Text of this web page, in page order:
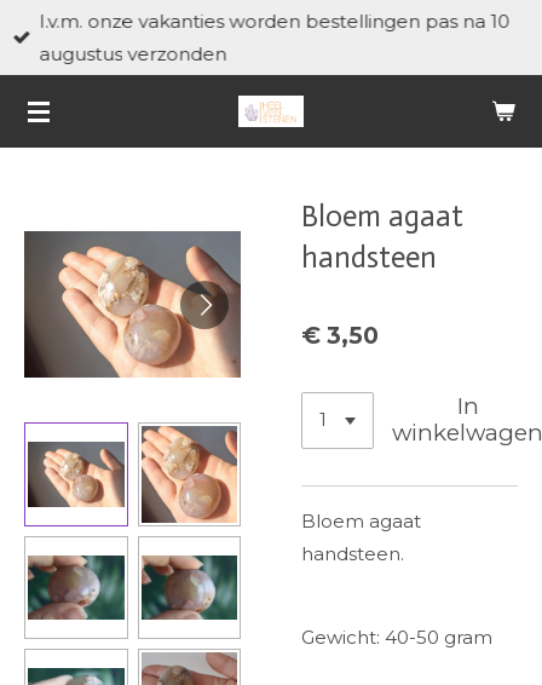
Ga
direct
de
I.v.m. onze vakanties worden bestellingen pas na 10
augustus verzonden
Bloem agaat
handsteen
€ 3,50
In
Bloem agaat
handsteen.
Gewicht: 40-50 gram